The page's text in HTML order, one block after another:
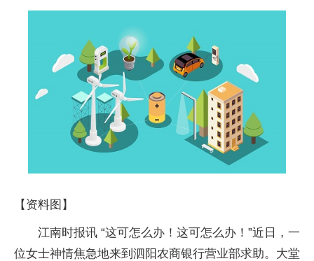
【资料图】
江南时报讯 “这可怎么办！这可怎么办！”近日，一
位女士神情焦急地来到泗阳农商银行营业部求助。大堂